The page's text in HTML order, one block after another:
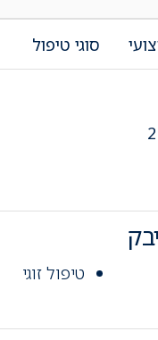
סוגי טיפול
טיפול זוגי